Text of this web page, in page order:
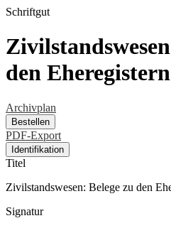
Schriftgut
den
Archivplan
Bestellen
PDF-Export
Identifikation
Titel
Zivilstandswesen: Belege zu den
Signatur